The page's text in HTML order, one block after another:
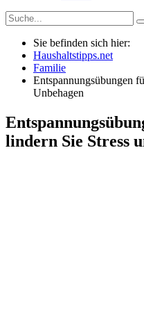
Sie befinden sich hier:
Haushaltstipps.net
Familie
Entspannungsübungen
Unbehagen
lindern Sie Stress